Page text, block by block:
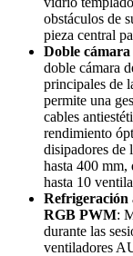
obstáculos de
pieza central
Doble
doble cámara
principales de
permite una
cables
rendimiento
disipadores de
hasta 400 mm,
hasta 10
Refrigeración
RGB PWM:
durante las
ventiladores